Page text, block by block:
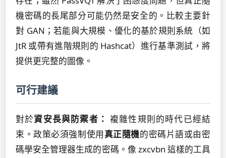
機密碼的長尾部分可能仍然是安全的。比較主要針
對 GAN；若能與大規模、優化的基於規則系統（如
JtR 或帶有進階規則的 Hashcat）進行基準測試，將
提供更完整的圖像。
可行建議
對於資安長與防禦者： 複雜性規則的時代已經結
束。政策必須強制使用真正隨機的密碼片語或由密
碼學安全管理器生成的密碼。像 zxcvbn 這樣的工具